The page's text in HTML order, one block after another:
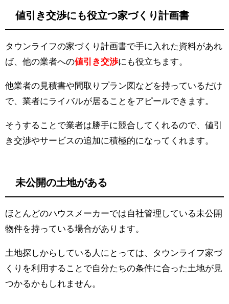
値引き交渉にも役立つ家づくり計画書
タウンライフの家づくり計画書で手に入れた資料があれ
ば、他の業者への値引き交渉にも役立ちます。
他業者の見積書や間取りプラン図などを持っているだけ
で、業者にライバルが居ることをアピールできます。
そうすることで業者は勝手に競合してくれるので、値引
き交渉やサービスの追加に積極的になってくれます。
未公開の土地がある
ほとんどのハウスメーカーでは自社管理している未公開
物件を持っている場合があります。
土地探しからしている人にとっては、タウンライフ家づ
くりを利用することで自分たちの条件に合った土地が見
つかるかもしれません。